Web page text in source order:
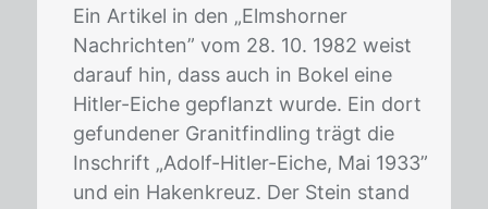
Ein Artikel in den „Elmshorner
Nachrichten” vom 28. 10. 1982 weist
darauf hin, dass auch in Bokel eine
Hitler-Eiche gepflanzt wurde. Ein dort
gefundener Granitfindling trägt die
Inschrift „Adolf-Hitler-Eiche, Mai 1933”
und ein Hakenkreuz. Der Stein stand